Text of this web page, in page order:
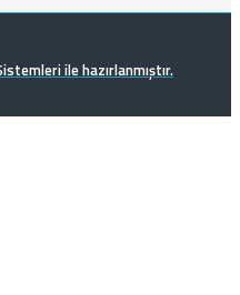
ile hazırlanmıştır.